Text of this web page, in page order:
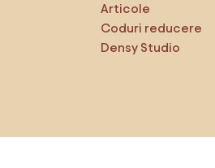
Articole
Coduri reducere
Densy Studio